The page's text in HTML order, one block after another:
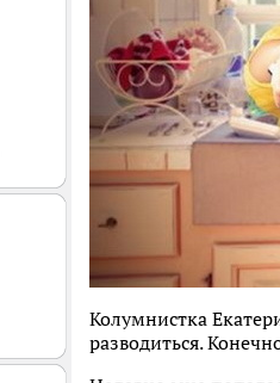
Колумнистка
разводиться.